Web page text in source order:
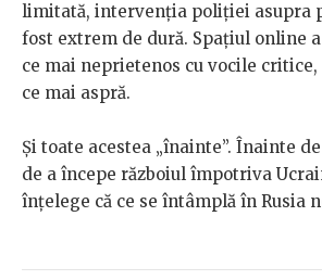
limitată, intervenția poliției asupra
fost extrem de dură. Spațiul online
ce mai neprietenos cu vocile
ce mai aspră.
Și toate acestea „înainte”. Înainte
de a începe războiul împotriva
înțelege că ce se întâmplă în Rusia